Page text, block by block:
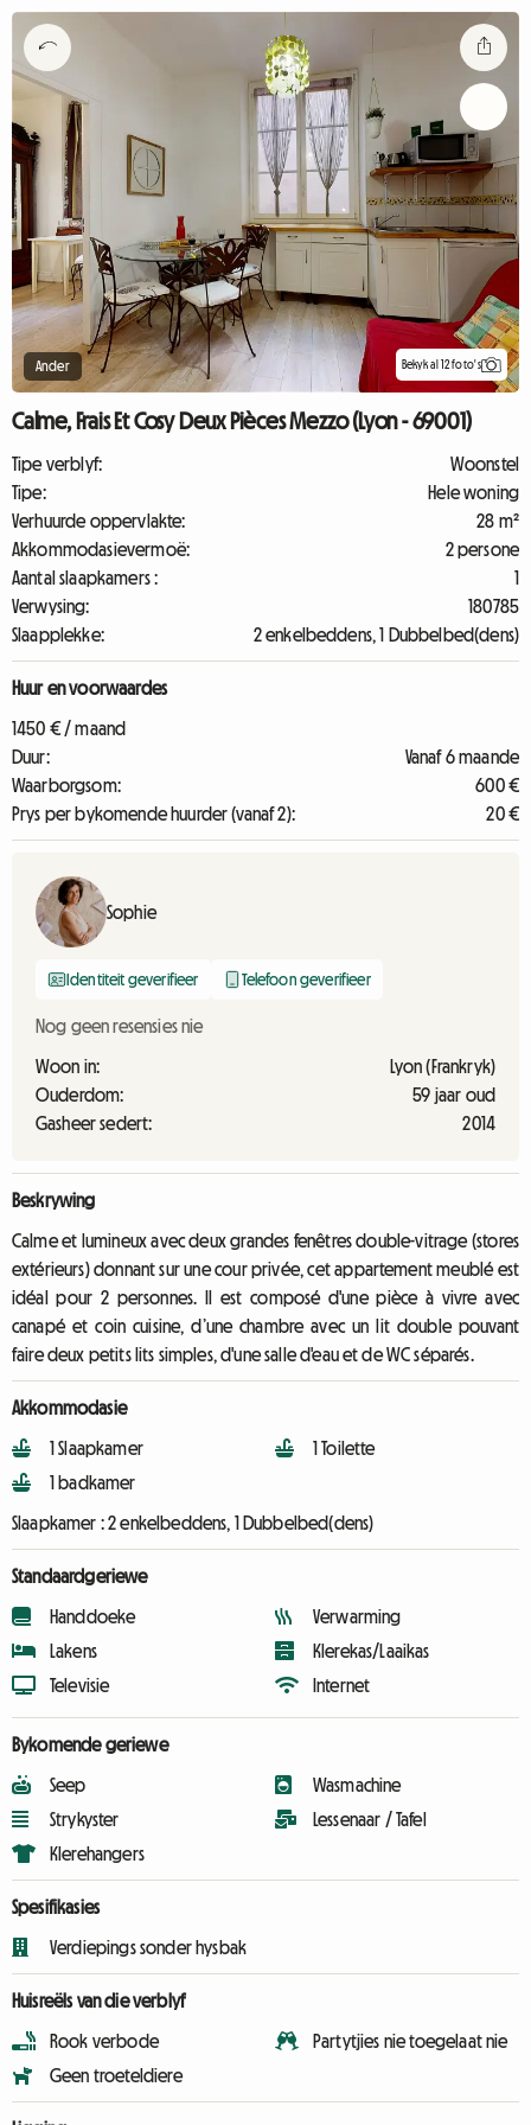
Ander Bekyk al 12 foto's
Calme, Frais Et Cosy Deux Pièces Mezzo (Lyon - 69001)
Tipe verblyf:
Woonstel
Tipe:
Hele woning
Verhuurde oppervlakte:
28 m²
Akkommodasievermoë:
2 persone
Aantal slaapkamers :
1
Verwysing:
180785
Slaapplekke:
2 enkelbeddens, 1 Dubbelbed(dens)
Huur en voorwaardes
1450 € / maand
Duur:
Vanaf 6 maande
Waarborgsom:
600 €
Prys per bykomende huurder (vanaf 2):
20 €
Sophie
Identiteit geverifieer Telefoon geverifieer
Nog geen resensies nie
Woon in:
Lyon (Frankryk)
Ouderdom:
59 jaar oud
Gasheer sedert:
2014
Beskrywing
Calme et lumineux avec deux grandes fenêtres double-vitrage (stores
extérieurs) donnant sur une cour privée, cet appartement meublé est
idéal pour 2 personnes. Il est composé d'une pièce à vivre avec
canapé et coin cuisine, d’une chambre avec un lit double pouvant
faire deux petits lits simples, d'une salle d'eau et de WC séparés.
Akkommodasie
1 Slaapkamer
1 badkamer
1 Toilette
Slaapkamer :2 enkelbeddens, 1 Dubbelbed(dens)
Standaardgeriewe
Handdoeke
Lakens
Televisie
Verwarming
Klerekas/Laaikas
Internet
Bykomende geriewe
Seep
Strykyster
Klerehangers
Wasmachine
Lessenaar / Tafel
Spesifikasies
Verdiepings sonder hysbak
Huisreëls van die verblyf
Rook verbode
Geen troeteldiere
Partytjies nie toegelaat nie